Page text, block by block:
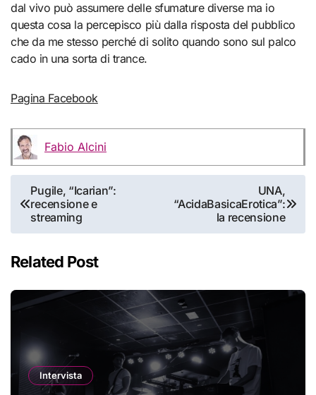
dal vivo può assumere delle sfumature diverse ma io
questa cosa la percepisco più dalla risposta del pubblico
che da me stesso perché di solito quando sono sul palco
cado in una sorta di trance.
Pagina Facebook
Fabio Alcini
Navigazione
articoli
Pugile, “Icarian”:
recensione e
streaming
UNA,
“AcidaBasicaErotica”:
la recensione
Related Post
Intervista